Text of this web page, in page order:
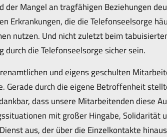
der Mangel an tragfähigen Beziehungen
Erkrankungen, die die Telefonseelsorge
nutzen. Und nicht zuletzt beim
durch die Telefonseelsorge sicher sein.
und eigens geschulten
Gerade durch die eigene Betroffenheit
dass unsere Mitarbeitenden diese
mit großer Hingabe, Solidarität
aus, der über die Einzelkontakte